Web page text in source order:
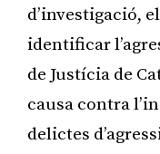
d’investigació,
identificar
de Justícia de
causa contra
delictes